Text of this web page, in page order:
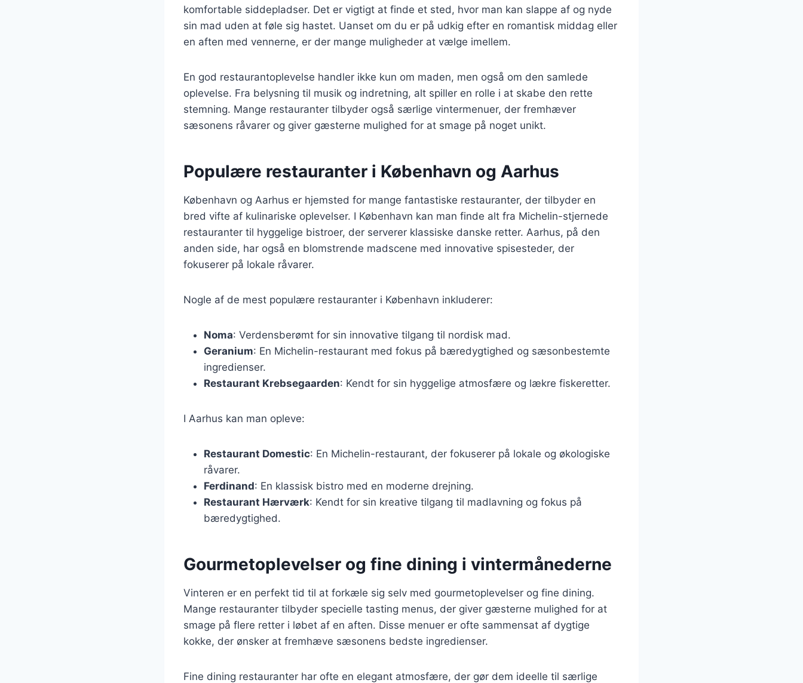
komfortable siddepladser. Det er vigtigt at finde et sted, hvor man kan slappe af og nyde
sin mad uden at føle sig hastet. Uanset om du er på udkig efter en romantisk middag eller
en aften med vennerne, er der mange muligheder at vælge imellem.
En god restaurantoplevelse handler ikke kun om maden, men også om den samlede
oplevelse. Fra belysning til musik og indretning, alt spiller en rolle i at skabe den rette
stemning. Mange restauranter tilbyder også særlige vintermenuer, der fremhæver
sæsonens råvarer og giver gæsterne mulighed for at smage på noget unikt.
Populære restauranter i København og Aarhus
København og Aarhus er hjemsted for mange fantastiske restauranter, der tilbyder en
bred vifte af kulinariske oplevelser. I København kan man finde alt fra Michelin-stjernede
restauranter til hyggelige bistroer, der serverer klassiske danske retter. Aarhus, på den
anden side, har også en blomstrende madscene med innovative spisesteder, der
fokuserer på lokale råvarer.
Nogle af de mest populære restauranter i København inkluderer:
Noma: Verdensberømt for sin innovative tilgang til nordisk mad.
Geranium: En Michelin-restaurant med fokus på bæredygtighed og sæsonbestemte
ingredienser.
Restaurant Krebsegaarden: Kendt for sin hyggelige atmosfære og lækre fiskeretter.
I Aarhus kan man opleve:
Restaurant Domestic: En Michelin-restaurant, der fokuserer på lokale og økologiske
råvarer.
Ferdinand: En klassisk bistro med en moderne drejning.
Restaurant Hærværk: Kendt for sin kreative tilgang til madlavning og fokus på
bæredygtighed.
Gourmetoplevelser og fine dining i vintermånederne
Vinteren er en perfekt tid til at forkæle sig selv med gourmetoplevelser og fine dining.
Mange restauranter tilbyder specielle tasting menus, der giver gæsterne mulighed for at
smage på flere retter i løbet af en aften. Disse menuer er ofte sammensat af dygtige
kokke, der ønsker at fremhæve sæsonens bedste ingredienser.
Fine dining restauranter har ofte en elegant atmosfære, der gør dem ideelle til særlige